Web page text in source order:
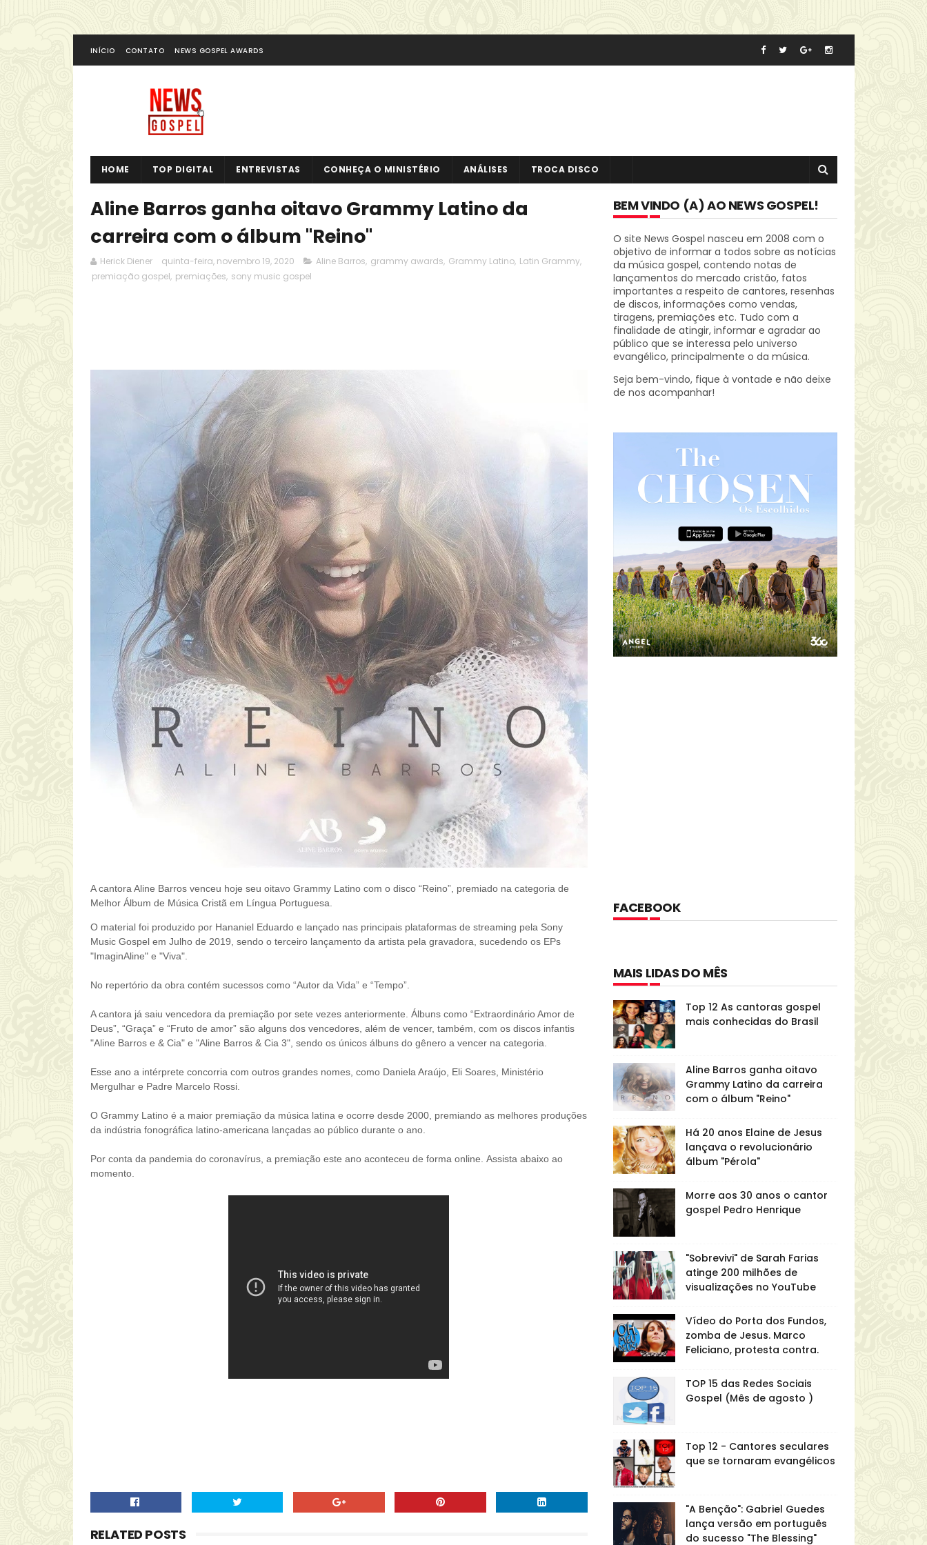
INÍCIO CONTATO NEWS GOSPEL AWARDS
HOME TOP DIGITAL ENTREVISTAS CONHEÇA O MINISTÉRIO ANÁLISES TROCA DISCO
Aline Barros ganha oitavo Grammy Latino da
carreira com o álbum "Reino"
Herick Diener quinta-feira, novembro 19, 2020 Aline Barros, grammy awards, Grammy Latino, Latin Grammy,
premiação gospel, premiações, sony music gospel
A cantora Aline Barros venceu hoje seu oitavo Grammy Latino com o disco “Reino”, premiado na categoria de
Melhor Álbum de Música Cristã em Língua Portuguesa.
O material foi produzido por Hananiel Eduardo e lançado nas principais plataformas de streaming pela Sony
Music Gospel em Julho de 2019, sendo o terceiro lançamento da artista pela gravadora, sucedendo os EPs
"ImaginAline" e "Viva".
No repertório da obra contém sucessos como “Autor da Vida” e “Tempo”.
A cantora já saiu vencedora da premiação por sete vezes anteriormente. Álbuns como “Extraordinário Amor de
Deus”, “Graça” e “Fruto de amor” são alguns dos vencedores, além de vencer, também, com os discos infantis
"Aline Barros e & Cia" e "Aline Barros & Cia 3", sendo os únicos álbuns do gênero a vencer na categoria.
Esse ano a intérprete concorria com outros grandes nomes, como Daniela Araújo, Eli Soares, Ministério
Mergulhar e Padre Marcelo Rossi.
O Grammy Latino é a maior premiação da música latina e ocorre desde 2000, premiando as melhores produções
da indústria fonográfica latino-americana lançadas ao público durante o ano.
Por conta da pandemia do coronavírus, a premiação este ano aconteceu de forma online. Assista abaixo ao
momento.
RELATED POSTS
BEM VINDO (A) AO NEWS GOSPEL!
O site News Gospel nasceu em 2008 com o
objetivo de informar a todos sobre as notícias
da música gospel, contendo notas de
lançamentos do mercado cristão, fatos
importantes a respeito de cantores, resenhas
de discos, informações como vendas,
tiragens, premiações etc. Tudo com a
finalidade de atingir, informar e agradar ao
público que se interessa pelo universo
evangélico, principalmente o da música.
Seja bem-vindo, fique à vontade e não deixe
de nos acompanhar!
FACEBOOK
MAIS LIDAS DO MÊS
Top 12 As cantoras gospel
mais conhecidas do Brasil
Aline Barros ganha oitavo
Grammy Latino da carreira
com o álbum "Reino"
Há 20 anos Elaine de Jesus
lançava o revolucionário
álbum "Pérola"
Morre aos 30 anos o cantor
gospel Pedro Henrique
"Sobrevivi" de Sarah Farias
atinge 200 milhões de
visualizações no YouTube
Vídeo do Porta dos Fundos,
zomba de Jesus. Marco
Feliciano, protesta contra.
TOP 15 das Redes Sociais
Gospel (Mês de agosto )
Top 12 - Cantores seculares
que se tornaram evangélicos
"A Benção": Gabriel Guedes
lança versão em português
do sucesso "The Blessing"